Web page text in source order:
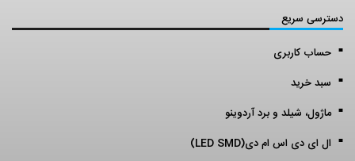
دسترسی سریع
حساب کاربری
سبد خرید
ماژول، شیلد و برد آردوینو
ال ای دی اس ام دی(LED SMD)